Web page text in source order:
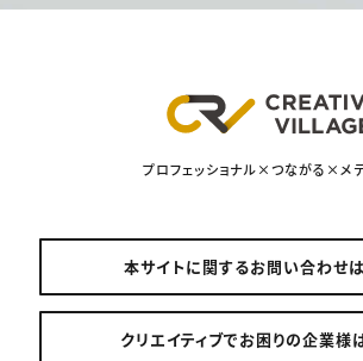
プロフェッショナル×つながる×メ
本サイトに関するお問い合わせ
クリエイティブでお困りの企業様